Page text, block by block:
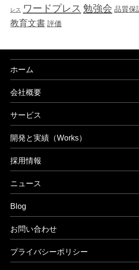
レス ワードプレス 勉強会 品質保
教育文書 評価
ホーム
会社概要
サービス
開発と実績（Works）
採用情報
ニュース
Blog
お問い合わせ
プライバシーポリシー